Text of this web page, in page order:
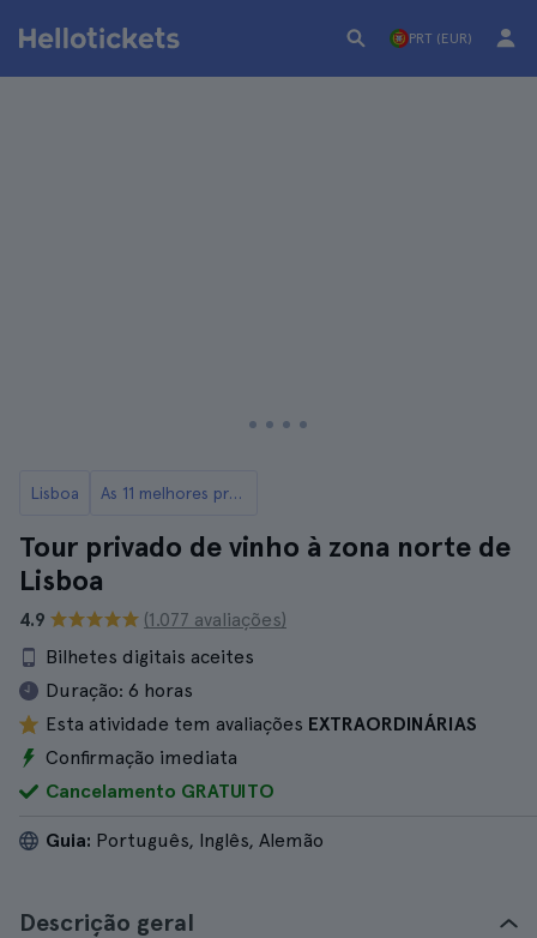
PRT (EUR)
Lisboa As 11 melhores provas de vinho e visitas a adegas em Lisboa
Tour privado de vinho à zona norte de
Lisboa
4.9
(1.077 avaliações)
Bilhetes digitais aceites
Duração: 6 horas
Esta atividade tem avaliações EXTRAORDINÁRIAS
Confirmação imediata
Cancelamento GRATUITO
Guia: Português, Inglês, Alemão
Descrição geral